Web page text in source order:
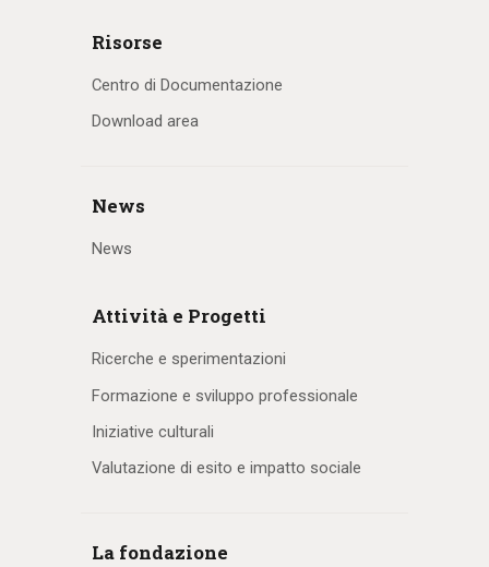
Risorse
Centro di Documentazione
Download area
News
News
Attività e Progetti
Ricerche e sperimentazioni
Formazione e sviluppo professionale
Iniziative culturali
Valutazione di esito e impatto sociale
La fondazione